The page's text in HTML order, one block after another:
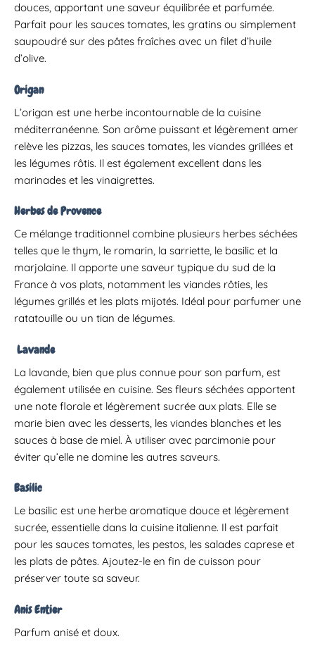
douces, apportant une saveur équilibrée et parfumée.
Parfait pour les sauces tomates, les gratins ou simplement
saupoudré sur des pâtes fraîches avec un filet d’huile
d’olive.
Origan
L’origan est une herbe incontournable de la cuisine
méditerranéenne. Son arôme puissant et légèrement amer
relève les pizzas, les sauces tomates, les viandes grillées et
les légumes rôtis. Il est également excellent dans les
marinades et les vinaigrettes.
Herbes de Provence
Ce mélange traditionnel combine plusieurs herbes séchées
telles que le thym, le romarin, la sarriette, le basilic et la
marjolaine. Il apporte une saveur typique du sud de la
France à vos plats, notamment les viandes rôties, les
légumes grillés et les plats mijotés. Idéal pour parfumer une
ratatouille ou un tian de légumes.
Lavande
La lavande, bien que plus connue pour son parfum, est
également utilisée en cuisine. Ses fleurs séchées apportent
une note florale et légèrement sucrée aux plats. Elle se
marie bien avec les desserts, les viandes blanches et les
sauces à base de miel. À utiliser avec parcimonie pour
éviter qu’elle ne domine les autres saveurs.
Basilic
Le basilic est une herbe aromatique douce et légèrement
sucrée, essentielle dans la cuisine italienne. Il est parfait
pour les sauces tomates, les pestos, les salades caprese et
les plats de pâtes. Ajoutez-le en fin de cuisson pour
préserver toute sa saveur.
Anis Entier
Parfum anisé et doux.